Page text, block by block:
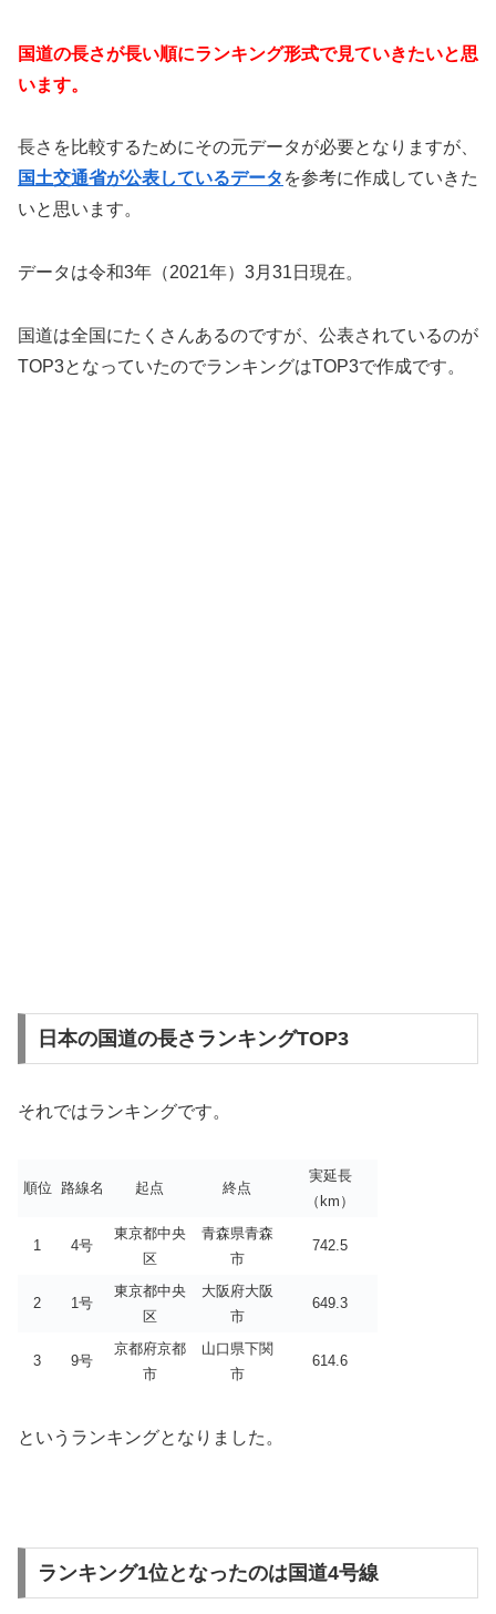
国道の長さが長い順にランキング形式で見ていきたいと思
います。
長さを比較するためにその元データが必要となりますが、
国土交通省が公表しているデータ を参考に作成していきた
いと思います。
データは令和3年（2021年）3月31日現在。
国道は全国にたくさんあるのですが、公表されているのが
TOP3となっていたのでランキングはTOP3で作成です。
日本の国道の長さランキングTOP3
それではランキングです。
順位 路線名 起点 終点
実延長
（km）
1 4号
東京都中央
区
青森県青森
市
742.5
2 1号
東京都中央
区
大阪府大阪
市
649.3
3 9号
京都府京都
市
山口県下関
市
614.6
というランキングとなりました。
ランキング1位となったのは国道4号線